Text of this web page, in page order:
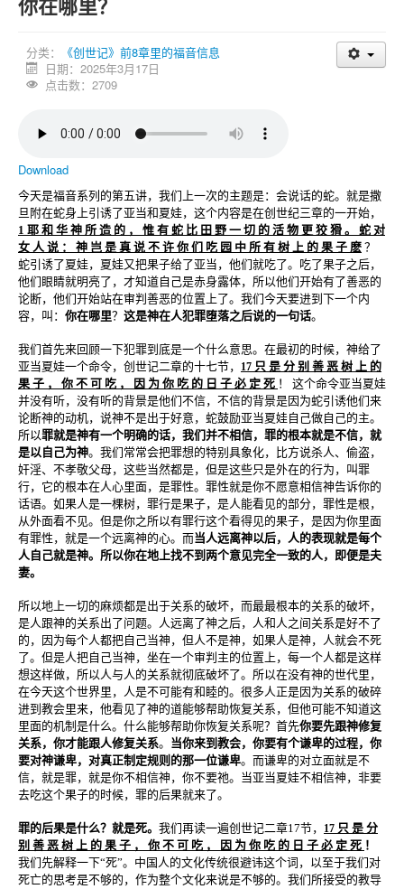
的
内
你在哪里？
分类：
《创世记》前8章里的福音信息
日期：2025年3月17日
点击数：2709
Download
今天是福音系列的第五讲，我们上一次的主题是：会说话的蛇。就是撒
旦附在蛇身上引诱了亚当和夏娃，这个内容是在创世纪三章的一开始，
1 耶 和 华 神 所 造 的 ， 惟 有 蛇 比 田 野 一 切 的 活 物 更 狡 猾 。 蛇 对
女 人 说 ： 神 岂 是 真 说 不 许 你 们 吃 园 中 所 有 树 上 的 果 子 麽 ？
蛇引诱了夏娃，夏娃又把果子给了亚当，他们就吃了。吃了果子之后，
他们眼睛就明亮了，才知道自己是赤身露体，所以他们开始有了善恶的
论断，他们开始站在审判善恶的位置上了。我们今天要进到下一个内
容，叫： 你在哪里？ 这是神在人犯罪堕落之后说的一句话。
我们首先来回顾一下犯罪到底是一个什么意思。在最初的时候，神给了
亚当夏娃一个命令，创世记二章的十七节，
17 只 是 分 别 善 恶 树 上 的
果 子 ， 你 不 可 吃 ， 因 为 你 吃 的 日 子 必 定 死 ！ 这个命令亚当夏娃
并没有听，没有听的背景是他们不信，不信的背景是因为蛇引诱他们来
论断神的动机，说神不是出于好意，蛇鼓励亚当夏娃自己做自己的主。
所以罪就是神有一个明确的话，我们并不相信，罪的根本就是不信，就
是以自己为神。我们常常会把罪想的特别具象化，比方说杀人、偷盗，
奸淫、不孝敬父母，这些当然都是，但是这些只是外在的行为，叫罪
行，它的根本在人心里面，是罪性。罪性就是你不愿意相信神告诉你的
话语。如果人是一棵树，罪行是果子，是人能看见的部分，罪性是根，
从外面看不见。但是你之所以有罪行这个看得见的果子，是因为你里面
有罪性，就是一个远离神的心。而当人远离神以后，人的表现就是每个
人自己就是神。所以你在地上找不到两个意见完全一致的人，即便是夫
妻。
所以地上一切的麻烦都是出于关系的破坏，而最最根本的关系的破坏，
是人跟神的关系出了问题。人远离了神之后，人和人之间关系是好不了
的，因为每个人都把自己当神，但人不是神，如果人是神，人就会不死
了。但是人把自己当神，坐在一个审判主的位置上，每一个人都是这样
想这样做，所以人与人的关系就彻底破坏了。所以在没有神的世代里，
在今天这个世界里，人是不可能有和睦的。很多人正是因为关系的破碎
进到教会里来，他看见了神的道能够帮助恢复关系，但他可能不知道这
里面的机制是什么。什么能够帮助你恢复关系呢？首先你要先跟神修复
关系，你才能跟人修复关系。 当你来到教会，你要有个谦卑的过程，你
要对神谦卑，对真正制定规则的那一位谦卑。而谦卑的对立面就是不
信，就是罪，就是你不相信神，你不要祂。当亚当夏娃不相信神，非要
去吃这个果子的时候，罪的后果就来了。
罪的后果是什么？就是死。 我们再读一遍创世记二章17节， 17 只 是 分
别 善 恶 树 上 的 果 子 ， 你 不 可 吃 ， 因 为 你 吃 的 日 子 必 定 死 ！
我们先解释一下“死”。中国人的文化传统很避讳这个词，以至于我们对
死亡的思考是不够的，作为整个文化来说是不够的。我们所接受的教导